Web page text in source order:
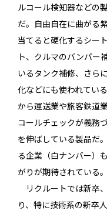
ルコール検知器などの
だ。自由自在に曲がる
当てると硬化するシー
ト、クルマのバンパー
いるタンク補修、さら
化などにも使われてい
から運送業や旅客鉄道
コールチェックが義務
を伸ばしている製品だ
る企業（白ナンバー）
がりが期待されている。
リクルートでは新卒
り、特に技術系の新卒